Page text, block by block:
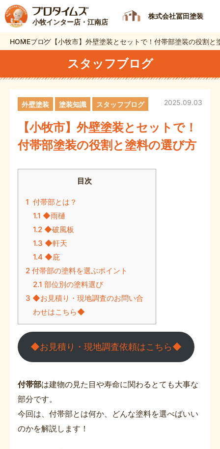
小牧インター店・江南店
株式会社冨田塗装
HOMEブログ 【小牧市】外壁塗装とセットで！付帯部塗装の役割と
スタッフブログ
【小牧市】外壁塗装とセットで！
付帯部塗装の役割と塗料の選び方
2025.09.03
外壁塗装 塗装知識 スタッフブログ
目次
1 付帯部とは？
1.1 ◆雨樋
1.2 ◆破風板
1.3 ◆軒天
1.4 ◆庇
2 付帯部の塗料を選ぶポイント
2.1 部位別の塗料選び
3 ◆お見積り・現地調査のお問い合
わせはこちら◆
◆お見積り・現地調査依頼はこちら◆
付帯部は建物の見た目や寿命に関わるとても大事な
部分です。
今回は、付帯部とは何か、どんな塗料を選べばいい
のかを解説します！